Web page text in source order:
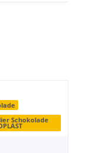
Schokolade